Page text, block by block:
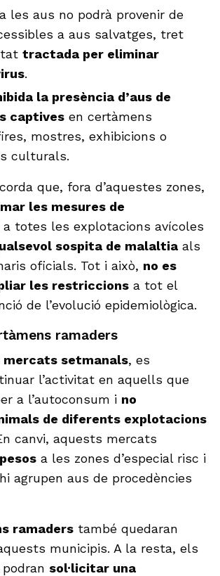
a les aus no podrà provenir de
a aus salvatges, tret
tractada per eliminar
.
la presència d’aus de
captives en certàmens
mostres, exhibicions o
culturals.
que, fora d’aquestes zones,
les mesures de
a totes les explotacions avícoles
sospita de malaltia als
oficials. Tot i això, no es
les restriccions a tot el
de l’evolució epidemiològica.
ramaders
mercats setmanals, es
l’activitat en aquells que
a l’autoconsum i no
de diferents explotacions
canvi, aquests mercats
a les zones d’especial risc i
agrupen aus de procedències
ramaders també quedaran
municipis. A la resta, els
sol·licitar una